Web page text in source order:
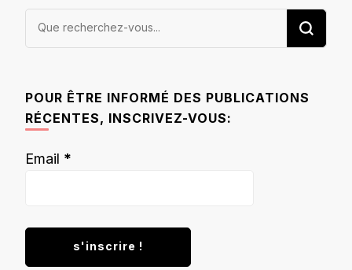
Vous
POUR ÊTRE INFORMÉ DES PUBLICATIONS
RÉCENTES, INSCRIVEZ-VOUS:
Email *